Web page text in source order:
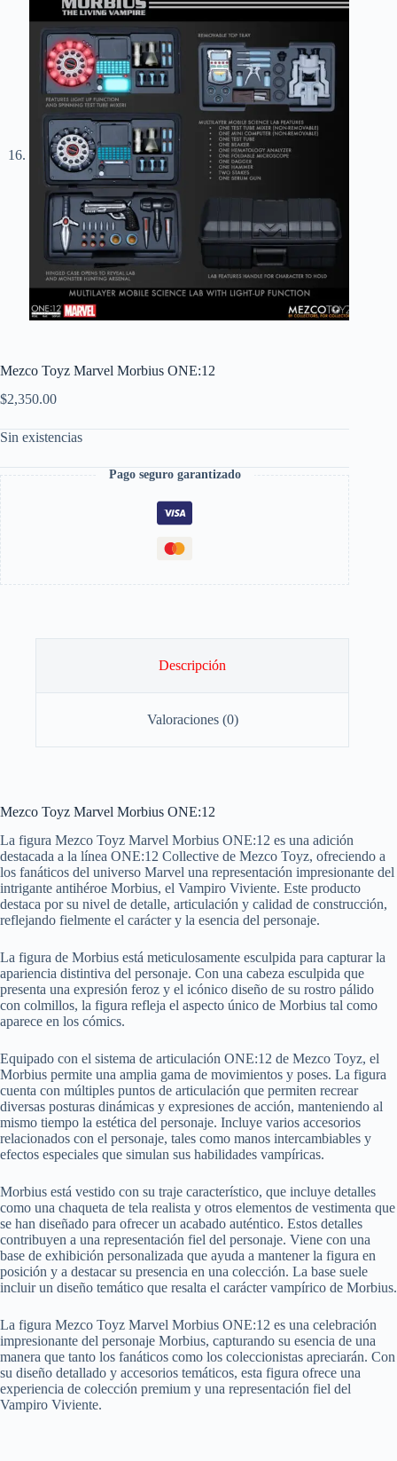
Mezco Toyz Marvel Morbius ONE:12
$2,350.00
Sin existencias
Pago seguro garantizado
Descripción
Valoraciones (0)
Mezco Toyz Marvel Morbius ONE:12
La figura Mezco Toyz Marvel Morbius ONE:12 es una adición
destacada a la línea ONE:12 Collective de Mezco Toyz, ofreciendo a
los fanáticos del universo Marvel una representación impresionante del
intrigante antihéroe Morbius, el Vampiro Viviente. Este producto
destaca por su nivel de detalle, articulación y calidad de construcción,
reflejando fielmente el carácter y la esencia del personaje.
La figura de Morbius está meticulosamente esculpida para capturar la
apariencia distintiva del personaje. Con una cabeza esculpida que
presenta una expresión feroz y el icónico diseño de su rostro pálido
con colmillos, la figura refleja el aspecto único de Morbius tal como
aparece en los cómics.
Equipado con el sistema de articulación ONE:12 de Mezco Toyz, el
Morbius permite una amplia gama de movimientos y poses. La figura
cuenta con múltiples puntos de articulación que permiten recrear
diversas posturas dinámicas y expresiones de acción, manteniendo al
mismo tiempo la estética del personaje. Incluye varios accesorios
relacionados con el personaje, tales como manos intercambiables y
efectos especiales que simulan sus habilidades vampíricas.
Morbius está vestido con su traje característico, que incluye detalles
como una chaqueta de tela realista y otros elementos de vestimenta que
se han diseñado para ofrecer un acabado auténtico. Estos detalles
contribuyen a una representación fiel del personaje. Viene con una
base de exhibición personalizada que ayuda a mantener la figura en
posición y a destacar su presencia en una colección. La base suele
incluir un diseño temático que resalta el carácter vampírico de Morbius.
La figura Mezco Toyz Marvel Morbius ONE:12 es una celebración
impresionante del personaje Morbius, capturando su esencia de una
manera que tanto los fanáticos como los coleccionistas apreciarán. Con
su diseño detallado y accesorios temáticos, esta figura ofrece una
experiencia de colección premium y una representación fiel del
Vampiro Viviente.